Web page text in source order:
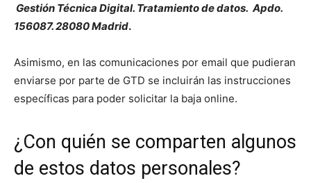
Gestión Técnica Digital. Tratamiento de datos. Apdo.
156087. 28080 Madrid.
Asimismo, en las comunicaciones por email que pudieran
enviarse por parte de GTD se incluirán las instrucciones
específicas para poder solicitar la baja online.
¿Con quién se comparten algunos
de estos datos personales?